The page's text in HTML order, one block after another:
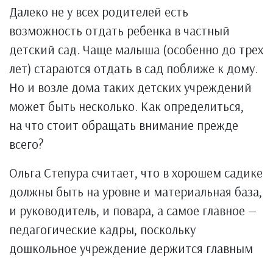
Далеко не у всех родителей есть
возможность отдать ребенка в частный
детский сад. Чаще малыша (особенно до трех
лет) стараются отдать в сад поближе к дому.
Но и возле дома таких детских учреждений
может быть несколько. Как определиться,
на что стоит обращать внимание прежде
всего?
Ольга Степура считает, что в хорошем садике
должны быть на уровне и материальная база,
и руководитель, и повара, а самое главное —
педагогические кадры, поскольку
дошкольное учреждение держится главным